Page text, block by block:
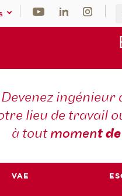
Devenez ingénieur
lieu de travail
à toutmoment
VAE